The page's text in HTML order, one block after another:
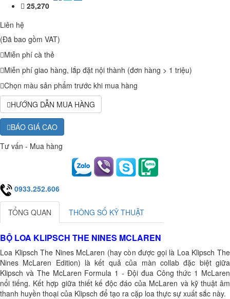
25,270
Liên hệ
(Đã bao gồm VAT)
Miễn phí cà thẻ
Miễn phí giao hàng, lắp đặt nội thành (đơn hàng > 1 triệu)
Chọn màu sản phẩm trước khi mua hàng
HƯỚNG DẪN MUA HÀNG
BÁO GIÁ CAO
Tư vấn - Mua hàng
0933.252.606
TỔNG QUAN THÔNG SỐ KỸ THUẬT
BỘ LOA KLIPSCH THE NINES MCLAREN
Loa Klipsch The Nines McLaren (hay còn được gọi là Loa Klipsch The
Nines McLaren Edition) là kết quả của màn collab đặc biệt giữa
Klipsch và The McLaren Formula 1 - Đội đua Công thức 1 McLaren
nổi tiếng. Kết hợp giữa thiết kế độc đáo của McLaren và kỹ thuật âm
thanh huyền thoại của Klipsch để tạo ra cặp loa thực sự xuất sắc này.